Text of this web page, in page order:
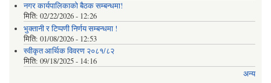
नगर कार्यपालिकाको बैठक सम्बन्धमा!
मिति: 02/22/2026 - 12:26
भुक्तानी र टिप्पणी निर्णय सम्बन्धमा !
मिति: 01/08/2026 - 12:53
स्वीकृत आर्थिक विवरण २०८१/८२
मिति: 09/18/2025 - 14:16
अन्य